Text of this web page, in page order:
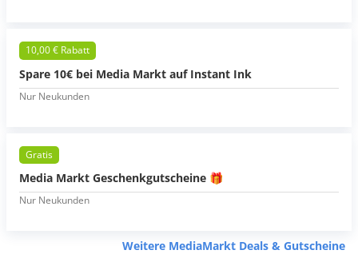
10,00 € Rabatt
Spare 10€ bei Media Markt auf Instant Ink
Nur Neukunden
Gratis
Media Markt Geschenkgutscheine 🎁
Nur Neukunden
Weitere MediaMarkt Deals & Gutscheine